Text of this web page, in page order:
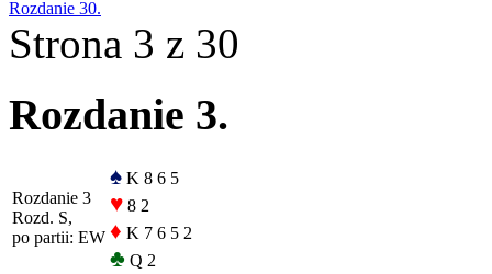
Rozdanie 30.
Strona 3 z 30
Rozdanie 3.
Rozdanie 3
Rozd. S,
po partii: EW
♠ K 8 6 5
♥ 8 2
♦ K 7 6 5 2
♣ Q 2